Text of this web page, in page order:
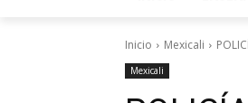
Inicio Mexicali
Mexicali